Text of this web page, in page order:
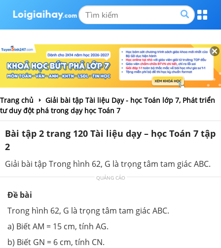
Trang chủ
Giải bài tập Tài liệu Dạy - học Toán lớp 7, Phát triển
tư duy đột phá trong dạy học Toán 7
Bài tập 2 trang 120 Tài liệu dạy – học Toán 7 tập
2
Giải bài tập Trong hình 62, G là trọng tâm tam giác ABC.
QUẢNG CÁO
Đề bài
Trong hình 62, G là trọng tâm tam giác ABC.
a) Biết AM = 15 cm, tính AG.
b) Biết GN = 6 cm, tính CN.